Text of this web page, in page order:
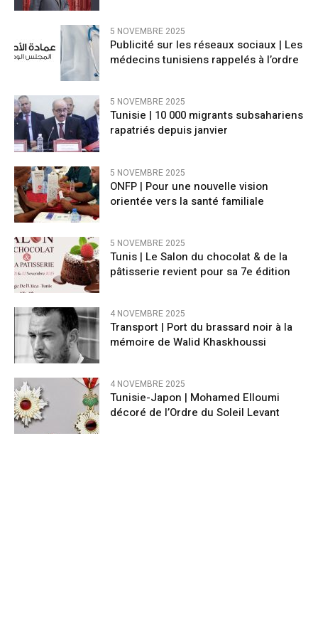
5 NOVEMBRE 2025
Publicité sur les réseaux sociaux | Les
médecins tunisiens rappelés à l’ordre
5 NOVEMBRE 2025
Tunisie | 10 000 migrants subsahariens
rapatriés depuis janvier
5 NOVEMBRE 2025
ONFP | Pour une nouvelle vision
orientée vers la santé familiale
5 NOVEMBRE 2025
Tunis | Le Salon du chocolat & de la
pâtisserie revient pour sa 7e édition
4 NOVEMBRE 2025
Transport | Port du brassard noir à la
mémoire de Walid Khaskhoussi
4 NOVEMBRE 2025
Tunisie-Japon | Mohamed Elloumi
décoré de l’Ordre du Soleil Levant